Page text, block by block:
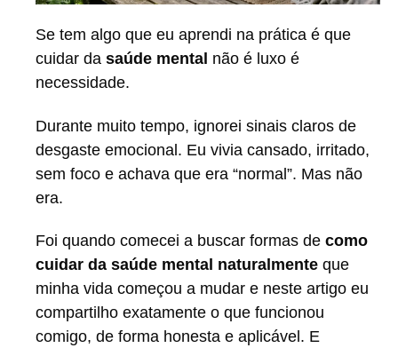
Se tem algo que eu aprendi na prática é que
cuidar da saúde mental não é luxo é
necessidade.
Durante muito tempo, ignorei sinais claros de
desgaste emocional. Eu vivia cansado, irritado,
sem foco e achava que era “normal”. Mas não
era.
Foi quando comecei a buscar formas de como
cuidar da saúde mental naturalmente que
minha vida começou a mudar e neste artigo eu
compartilho exatamente o que funcionou
comigo, de forma honesta e aplicável. E